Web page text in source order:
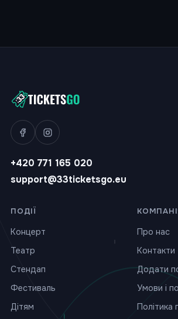
+420 771 165 020
support@33ticketsgo.eu
ПОДІЇ
Концерт
Театр
Стендап
Фестиваль
Дітям
Про нас
Контакти
Додати
Умови і
Політика